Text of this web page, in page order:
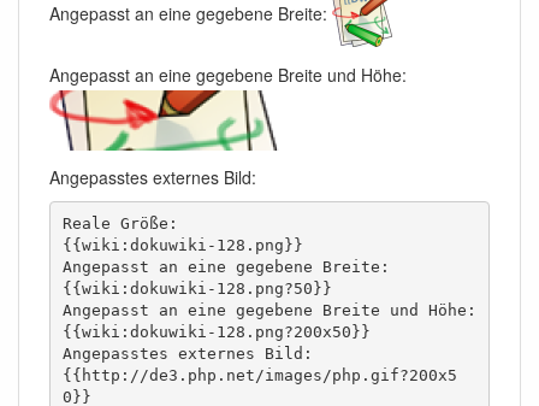
Angepasst an eine gegebene Breite:
Angepasst an eine gegebene Breite und Höhe:
Angepasstes externes Bild:
Reale Größe:
{{wiki:dokuwiki-128.png}}
Angepasst an eine gegebene Breite:
{{wiki:dokuwiki-128.png?50}}
Angepasst an eine gegebene Breite und Höhe:
{{wiki:dokuwiki-128.png?200x50}}
Angepasstes externes Bild:
{{http://de3.php.net/images/php.gif?200x5
0}}